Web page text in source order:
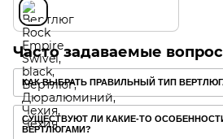
Часто задаваемые
КАК ВЫБРАТЬ ПРАВИЛЬНЫЙ ТИП
СУЩЕСТВУЮТ ЛИ КАКИЕ-ТО
ВЕРТЛЮГАМИ?